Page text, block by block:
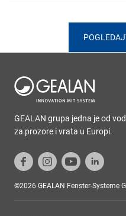
GEALAN grupa jedna je od
za prozore i vrata u Europi.
©2026 GEALAN Fenster-Systeme